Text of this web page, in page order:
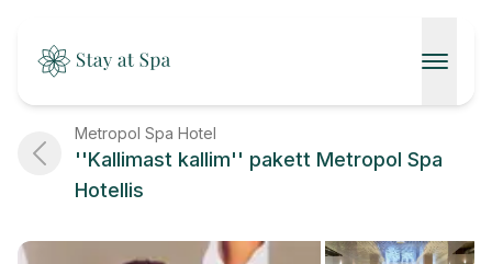
AVALEHT
Metropol Spa Hotel
''Kallimast kallim'' pakett Metropol Spa
Hotellis